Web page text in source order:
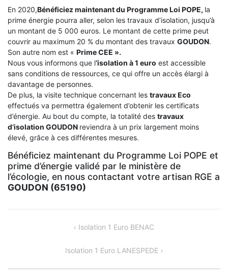
En 2020,Bénéficiez maintenant du Programme Loi POPE, la
prime énergie pourra aller, selon les travaux d’isolation, jusqu’à
un montant de 5 000 euros. Le montant de cette prime peut
couvrir au maximum 20 % du montant des travaux GOUDON.
Son autre nom est « Prime CEE ».
Nous vous informons que l‘isolation à 1 euro est accessible
sans conditions de ressources, ce qui offre un accès élargi à
davantage de personnes.
De plus, la visite technique concernant les travaux Eco
effectués va permettra également d’obtenir les certificats
d’énergie. Au bout du compte, la totalité des travaux
d’isolation GOUDON reviendra à un prix largement moins
élevé, grâce à ces différentes mesures.
Bénéficiez maintenant du Programme Loi POPE et
prime d’énergie validé par le ministère de
l’écologie, en nous contactant votre artisan RGE a
GOUDON (65190)
Isolation 1 Euro BENAC
Isolation 1 Euro LANESPEDE